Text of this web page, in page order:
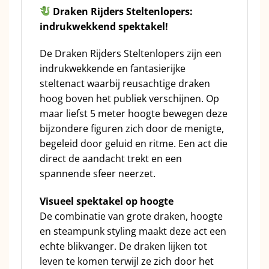
Draken Rijders Steltenlopers:
indrukwekkend spektakel!
De Draken Rijders Steltenlopers zijn een
indrukwekkende en fantasierijke
steltenact waarbij reusachtige draken
hoog boven het publiek verschijnen. Op
maar liefst 5 meter hoogte bewegen deze
bijzondere figuren zich door de menigte,
begeleid door geluid en ritme. Een act die
direct de aandacht trekt en een
spannende sfeer neerzet.
Visueel spektakel op hoogte
De combinatie van grote draken, hoogte
en steampunk styling maakt deze act een
echte blikvanger. De draken lijken tot
leven te komen terwijl ze zich door het